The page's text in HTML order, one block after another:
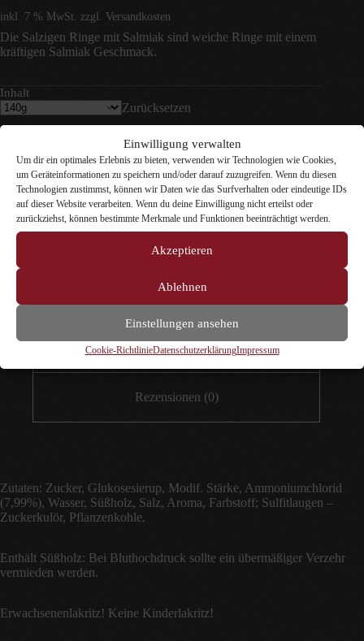
Einwilligung verwalten
Um dir ein optimales Erlebnis zu bieten, verwenden wir Technologien wie Cookies,
um Geräteinformationen zu speichern und/oder darauf zuzugreifen. Wenn du diesen
Technologien zustimmst, können wir Daten wie das Surfverhalten oder eindeutige IDs
auf dieser Website verarbeiten. Wenn du deine Einwilligung nicht erteilst oder
zurückziehst, können bestimmte Merkmale und Funktionen beeinträchtigt werden.
Akzeptieren
Ablehnen
Einstellungen ansehen
Cookie-RichtlinieDatenschutzerklärungImpressum
inkl. 7 % MwSt. zzgl. Versandkosten
Die Salzigen Ringe mit Salmiak sind weiche Ringe mit einem
kräftigen Salmiak Geschmack.
Inhalt
Zurücksetzen
Ringe
Salmiak
Menge
In den Warenkorb
Artikelnummer:n. v. Kategorien:Dosen-Lakritz,Gemischtes
Lakritz,Gesalzenes Lakritz,salzig umhüllt,vollsalzig
Zusätzliche Informationen
Rezensionen (0)
Zutaten: Zucker, Glukosesierup, Modif. Stärke, Ammoniumchlorid
(7,99%), Wasser, Süßholz, Salz, Aroma, Farbstoff; Sulfitlaugen –
Zuckerkulör, Pflanzenkohle.
Enthält Süßholz: Bei Bluthochdruck sollte ein übermäßiger Verzehr
vermieden werden.
Erwachsenenlakritz! Keine Kinderlakritz!